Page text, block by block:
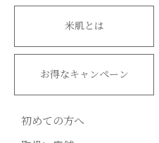
米肌とは
お得なキャンペーン
初めての方へ